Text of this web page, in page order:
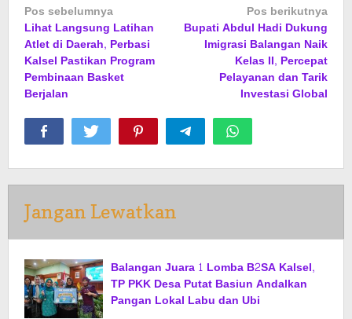
Navigasi
pos
Pos sebelumnya
Lihat Langsung Latihan
Atlet di Daerah, Perbasi
Kalsel Pastikan Program
Pembinaan Basket
Berjalan
Pos berikutnya
Bupati Abdul Hadi Dukung
Imigrasi Balangan Naik
Kelas II, Percepat
Pelayanan dan Tarik
Investasi Global
Jangan Lewatkan
Balangan Juara 1 Lomba B2SA Kalsel,
TP PKK Desa Putat Basiun Andalkan
Pangan Lokal Labu dan Ubi